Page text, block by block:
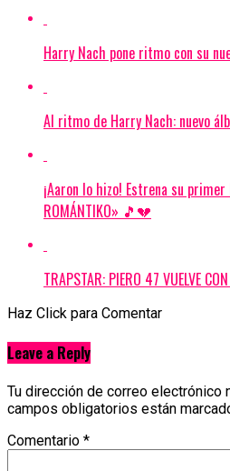
Harry Nach pone ritmo con su
Al ritmo de Harry Nach: nuevo
¡Aaron lo hizo! Estrena su primer
ROMÁNTIKO» 🎵💔
TRAPSTAR: PIERO 47 VUELVE
Haz Click para Comentar
Leave a Reply
Tu dirección de correo electrónico
campos obligatorios están
Comentario *